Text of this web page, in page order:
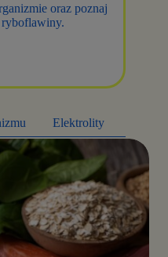
oraz poznaj
ryboflawiny.
Elektrolity